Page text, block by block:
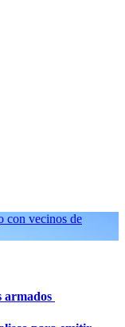
con vecinos de
armados